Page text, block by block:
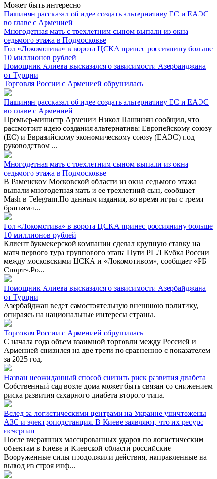
Может быть интересно
Пашинян рассказал об идее создать альтернативу ЕС и ЕАЭС
во главе с Арменией
Многодетная мать с трехлетним сыном выпали из окна
седьмого этажа в Подмосковье
Гол «Локомотива» в ворота ЦСКА принес россиянину больше
10 миллионов рублей
Помощник Алиева высказался о зависимости Азербайджана
от Турции
Торговля России с Арменией обрушилась
Пашинян рассказал об идее создать альтернативу ЕС и ЕАЭС
во главе с Арменией
Премьер-министр Армении Никол Пашинян сообщил, что
рассмотрит идею создания альтернативы Европейскому союзу
(ЕС) и Евразийскому экономическому союзу (ЕАЭС) под
руководством ...
Многодетная мать с трехлетним сыном выпали из окна
седьмого этажа в Подмосковье
В Раменском Московской области из окна седьмого этажа
выпали многодетная мать и ее трехлетний сын, сообщает
Mash в Telegram.По данным издания, во время игры с тремя
братьями...
Гол «Локомотива» в ворота ЦСКА принес россиянину больше
10 миллионов рублей
Клиент букмекерской компании сделал крупную ставку на
матч первого тура группового этапа Пути РПЛ Кубка России
между московскими ЦСКА и «Локомотивом», сообщает «РБ
Спорт».Ро...
Помощник Алиева высказался о зависимости Азербайджана
от Турции
Азербайджан ведет самостоятельную внешнюю политику,
опираясь на национальные интересы страны.
Торговля России с Арменией обрушилась
С начала года объем взаимной торговли между Россией и
Арменией снизился на две трети по сравнению с показателем
за 2025 год.
Назван неожиданный способ снизить риск развития диабета
Собственный сад возле дома может быть связан со снижением
риска развития сахарного диабета второго типа.
Вслед за логистическими центрами на Украине уничтожены
АЗС и электроподстанция. В Киеве заявляют, что их ресурс
исчерпан
После вчерашних массированных ударов по логистическим
объектам в Киеве и Киевской области российские
Вооруженные силы продолжили действия, направленные на
вывод из строя инф...